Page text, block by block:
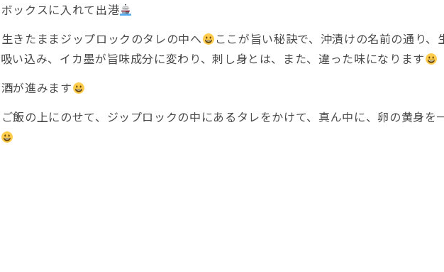
ックスに入れて出港
きたままジップロックのタレの中へ
ここが旨い秘訣で、沖漬けの名前の通り、
い込み、イカ墨が旨味成分に変わり、刺し身とは、また、違った味になります
が進みます
飯の上にのせて、ジップロックの中にあるタレをかけて、真ん中に、卵の黄身を